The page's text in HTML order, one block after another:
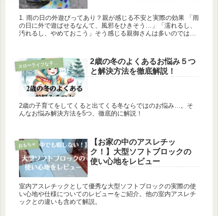
1. 雨の日の外遊びってあり？親が感じる不安と実際の効果 「雨
の日に外で遊ばせるなんて、風邪をひきそう…」「濡れるし、
汚れるし、やめておこう」そう感じる親御さんは多いのではな
ス
ローライフな子育て
2歳の冬のよくあるお悩み５つ
と解決方法を徹底解説！
2歳の子育てをしてくると出てくる冬ならではのお悩み…。そ
んなお悩み解決方法を5つ、徹底的に解説！
おもちゃ
【お家の中のアスレチッ
ク！】大型ソフトブロックの
使い心地をレビュー
室内アスレチックとして優秀な大型ソフトブロックの実際の使
い心地や仕様についてのレビューをご紹介。他の室内アスレチ
ックとの違いも含めて解説。